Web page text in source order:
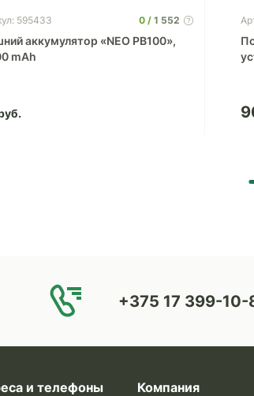
595433 0 1 552
аккумулятор «NEO PB100»,
mAh
+375 17 399-10-
и телефоны Компания